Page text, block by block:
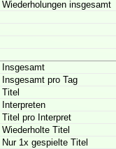
Wiederholungen insgesamt
Insgesamt
Insgesamt pro Tag
Titel
Interpreten
Titel pro Interpret
Wiederholte Titel
Nur 1x gespielte Titel